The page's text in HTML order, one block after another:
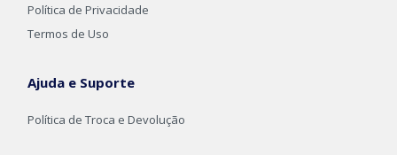
Política de Privacidade
Termos de Uso
Ajuda e Suporte
Política de Troca e Devolução